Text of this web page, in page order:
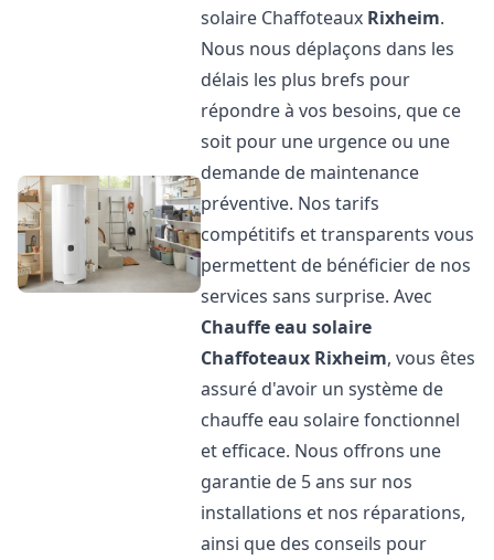
solaire Chaffoteaux Rixheim.
Nous nous déplaçons dans les
délais les plus brefs pour
répondre à vos besoins, que ce
soit pour une urgence ou une
demande de maintenance
préventive. Nos tarifs
compétitifs et transparents vous
permettent de bénéficier de nos
services sans surprise. Avec
Chauffe eau solaire
Chaffoteaux Rixheim, vous êtes
assuré d'avoir un système de
chauffe eau solaire fonctionnel
et efficace. Nous offrons une
garantie de 5 ans sur nos
installations et nos réparations,
ainsi que des conseils pour